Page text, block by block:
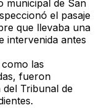
municipal de San
el pasaje
que llevaba una
intervenida antes
las
, fueron
Tribunal de
.